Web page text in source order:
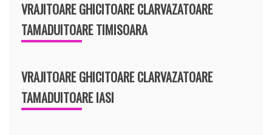
VRAJITOARE GHICITOARE CLARVAZATOARE
TAMADUITOARE TIMISOARA
VRAJITOARE GHICITOARE CLARVAZATOARE
TAMADUITOARE IASI